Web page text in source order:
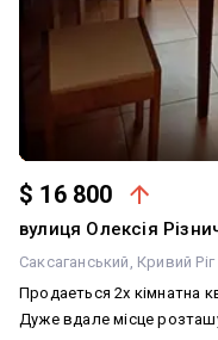
$ 16 800
вулиця Олексія
Саксаганський Кривий Ріг
Продаеться 2х кімнатна
Дуже вдале місце